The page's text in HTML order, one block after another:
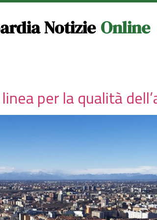
Notizie Online
per la qualità